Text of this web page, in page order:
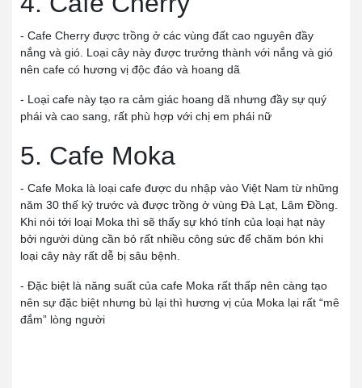
- Cafe Cherry được trồng ở các vùng đất cao nguyên đầy
nắng và gió. Loại cây này được trưởng thành với nắng và gió
nên cafe có hương vị độc đáo và hoang dã
- Loại cafe này tạo ra cảm giác hoang dã nhưng đầy sự quý
phái và cao sang, rất phù hợp với chị em phái nữ
5. Cafe Moka
- Cafe Moka là loại cafe được du nhập vào Việt Nam từ những
năm 30 thế kỷ trước và được trồng ở vùng Đà Lạt, Lâm Đồng.
Khi nói tới loại Moka thì sẽ thấy sự khó tính của loại hạt này
bởi người dùng cần bỏ rất nhiều công sức để chăm bón khi
loại cây này rất dễ bị sâu bệnh.
- Đặc biệt là năng suất của cafe Moka rất thấp nên càng tạo
nên sự đặc biệt nhưng bù lại thì hương vị của Moka lại rất “mê
đắm” lòng người